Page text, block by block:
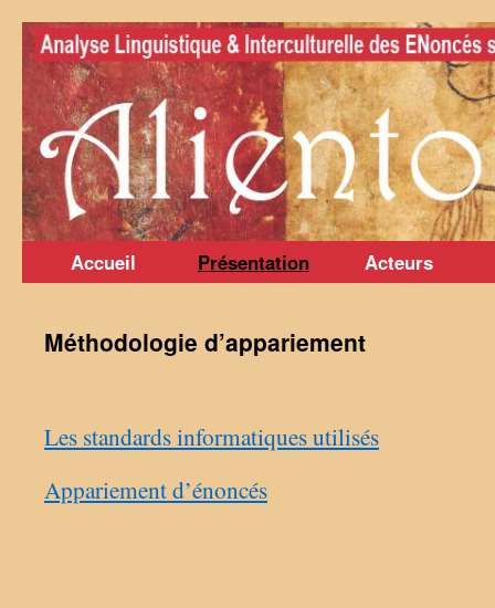
Aller
au
contenu
Accueil Présentation Acteurs
Méthodologie d’appariement
Les standards informatiques utilisés
Appariement d’énoncés